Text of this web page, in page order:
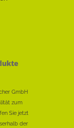
GmbH
zum
Sie jetzt
der